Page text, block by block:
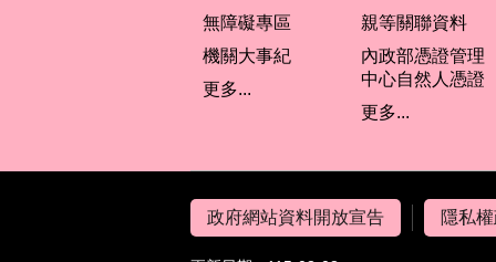
無障礙專區
機關大事紀
更多...
親等關聯資料
內政部憑證管理
中心自然人憑證
更多...
政府網站資料開放宣告 隱私